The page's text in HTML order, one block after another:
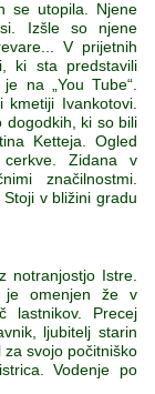
se utopila. Njene
Izšle so njene
V prijetnih
ki sta predstavili
na „You Tube“.
Ivankotovi.
dogodkih, ki so bili
Ketteja. Ogled
Zidana v
značilnostmi.
v bližini gradu
notranjostjo Istre.
je omenjen že v
lastnikov. Precej
ljubitelj starin
svojo počitniško
Vodenje po